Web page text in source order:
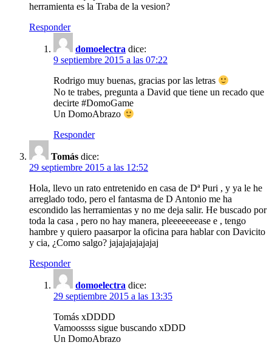
herramienta es la Traba de la vesion?
Responder
domoelectra dice:
9 septiembre 2015 a las 07:22
Rodrigo muy buenas, gracias por las letras
No te trabes, pregunta a David que tiene un recado que
decirte #DomoGame
Un DomoAbrazo
Responder
Tomás dice:
29 septiembre 2015 a las 12:52
Hola, llevo un rato entretenido en casa de Dª Puri , y ya le he
arreglado todo, pero el fantasma de D Antonio me ha
escondido las herramientas y no me deja salir. He buscado por
toda la casa , pero no hay manera, pleeeeeeease e , tengo
hambre y quiero paasarpor la oficina para hablar con Davicito
y cia, ¿Como salgo? jajajajajajajaj
Responder
domoelectra dice:
29 septiembre 2015 a las 13:35
Tomás xDDDD
Vamoossss sigue buscando xDDD
Un DomoAbrazo